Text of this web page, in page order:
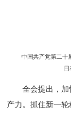
中国共产党第二十
全会提出，
产力。抓住新一